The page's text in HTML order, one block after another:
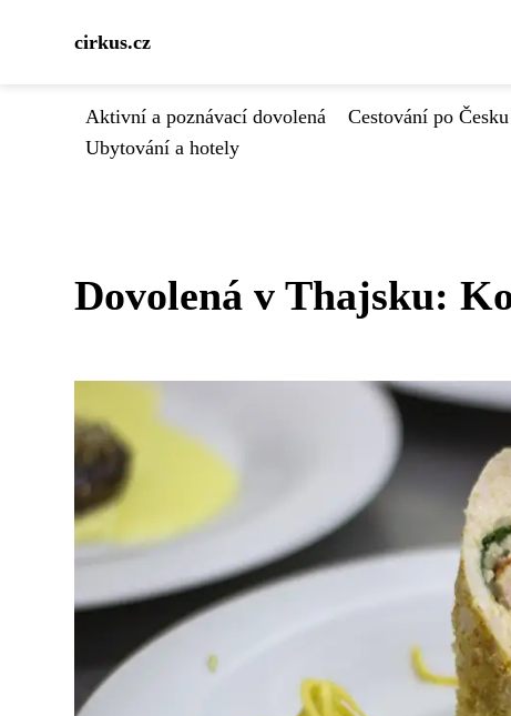
cirkus.cz
Aktivní a poznávací dovolená Cestování po Česku
Ubytování a hotely
Dovolená v Thajsku: